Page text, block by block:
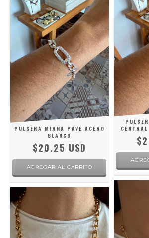
PULSERA MIRNA PAVE ACERO
BLANCO
$20.25 USD